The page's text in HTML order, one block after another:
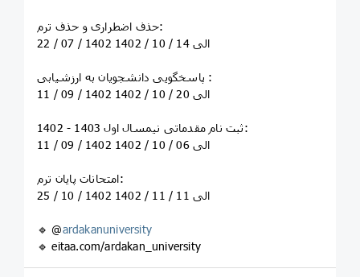
حذف اضطراری و حذف ترم:
22 / 07 / 1402 الی 14 / 10 / 1402
پاسخگویی دانشجویان به ارزشیابی :
11 / 09 / 1402 الی 20 / 10 / 1402
ثبت نام مقدماتی نیمسال اول 1403 - 1402:
11 / 09 / 1402 الی 06 / 10 / 1402
امتحانات پایان ترم:
25 / 10 / 1402 الی 11 / 11 / 1402
🔹 @ardakanuniversity
🔹 eitaa.com/ardakan_university